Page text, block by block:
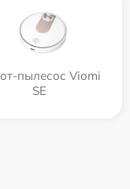
пылесос Viomi
SE